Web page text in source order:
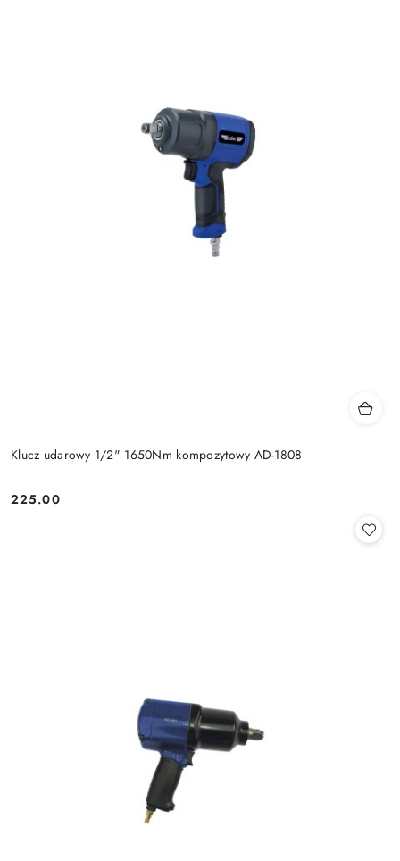
Klucz udarowy 1/2" 1650Nm kompozytowy AD-1808
Cena:
225.00